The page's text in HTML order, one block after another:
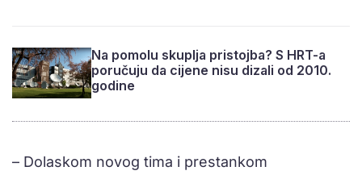
Na pomolu skuplja pristojba? S HRT-a
poručuju da cijene nisu dizali od 2010.
godine
– Dolaskom novog tima i prestankom